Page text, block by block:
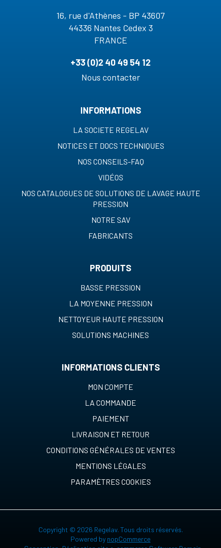
16, rue d'Athènes - BP 43607
44336 Nantes Cedex 3
FRANCE
+33 (0)2 40 49 54 12
Nous contacter
INFORMATIONS
LA SOCIETE REGELAV
NOTICES ET DOCS TECHNIQUES
NOS CONSEILS-FAQ
VIDÉOS
NOS CATALOGUES DE SOLUTIONS DE LAVAGE HAUTE
PRESSION
NOTRE SAV
FABRICANTS
PRODUITS
BASSE PRESSION
LA MOYENNE PRESSION
NETTOYEUR HAUTE PRESSION
SOLUTIONS MACHINES
INFORMATIONS CLIENTS
MON COMPTE
LA COMMANDE
PAIEMENT
LIVRAISON ET RETOUR
CONDITIONS GÉNÉRALES DE VENTES
MENTIONS LÉGALES
PARAMÈTRES COOKIES
Copyright © 2026 Regelav. Tous droits réservés.
Powered by nopCommerce